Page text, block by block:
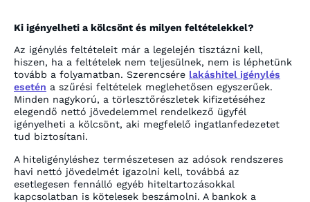
Ki igényelheti a kölcsönt és milyen feltételekkel?
Az igénylés feltételeit már a legelején tisztázni kell,
hiszen, ha a feltételek nem teljesülnek, nem is léphetünk
tovább a folyamatban. Szerencsére lakáshitel igénylés
esetén a szűrési feltételek meglehetősen egyszerűek.
Minden nagykorú, a törlesztőrészletek kifizetéséhez
elegendő nettó jövedelemmel rendelkező ügyfél
igényelheti a kölcsönt, aki megfelelő ingatlanfedezetet
tud biztosítani.
A hiteligényléshez természetesen az adósok rendszeres
havi nettó jövedelmét igazolni kell, továbbá az
esetlegesen fennálló egyéb hiteltartozásokkal
kapcsolatban is kötelesek beszámolni. A bankok a